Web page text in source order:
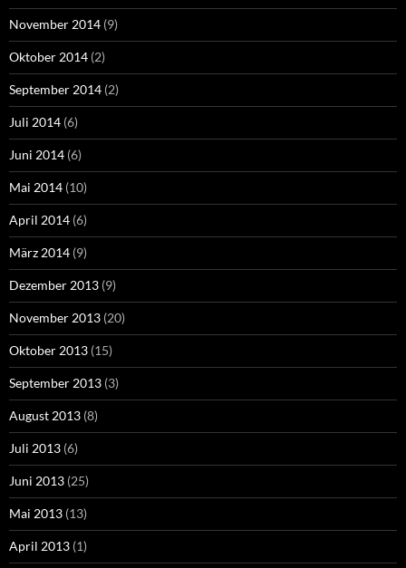
November 2014 (9)
Oktober 2014 (2)
September 2014 (2)
Juli 2014 (6)
Juni 2014 (6)
Mai 2014 (10)
April 2014 (6)
März 2014 (9)
Dezember 2013 (9)
November 2013 (20)
Oktober 2013 (15)
September 2013 (3)
August 2013 (8)
Juli 2013 (6)
Juni 2013 (25)
Mai 2013 (13)
April 2013 (1)